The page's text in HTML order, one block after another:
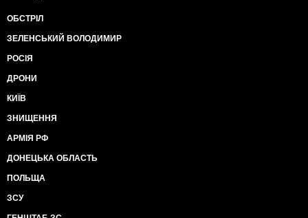
ОБСТРІЛ
ЗЕЛЕНСЬКИЙ ВОЛОДИМИР
РОСІЯ
ДРОНИ
КИЇВ
ЗНИЩЕННЯ
АРМІЯ РФ
ДОНЕЦЬКА ОБЛАСТЬ
ПОЛЬЩА
ЗСУ